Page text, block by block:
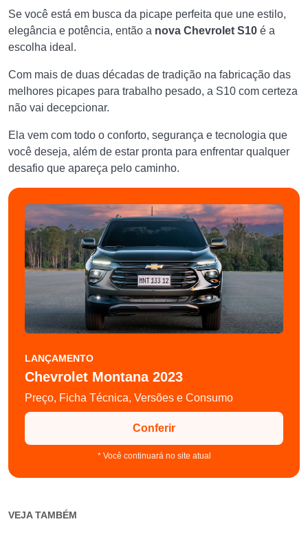
Se você está em busca da picape perfeita que une estilo,
elegância e potência, então a nova Chevrolet S10 é a
escolha ideal.
Com mais de duas décadas de tradição na fabricação das
melhores picapes para trabalho pesado, a S10 com certeza
não vai decepcionar.
Ela vem com todo o conforto, segurança e tecnologia que
você deseja, além de estar pronta para enfrentar qualquer
desafio que apareça pelo caminho.
LANÇAMENTO
Chevrolet Montana 2023
Preço, Ficha Técnica, Versões e Consumo
Conferir
* Você continuará no site atual
VEJA TAMBÉM